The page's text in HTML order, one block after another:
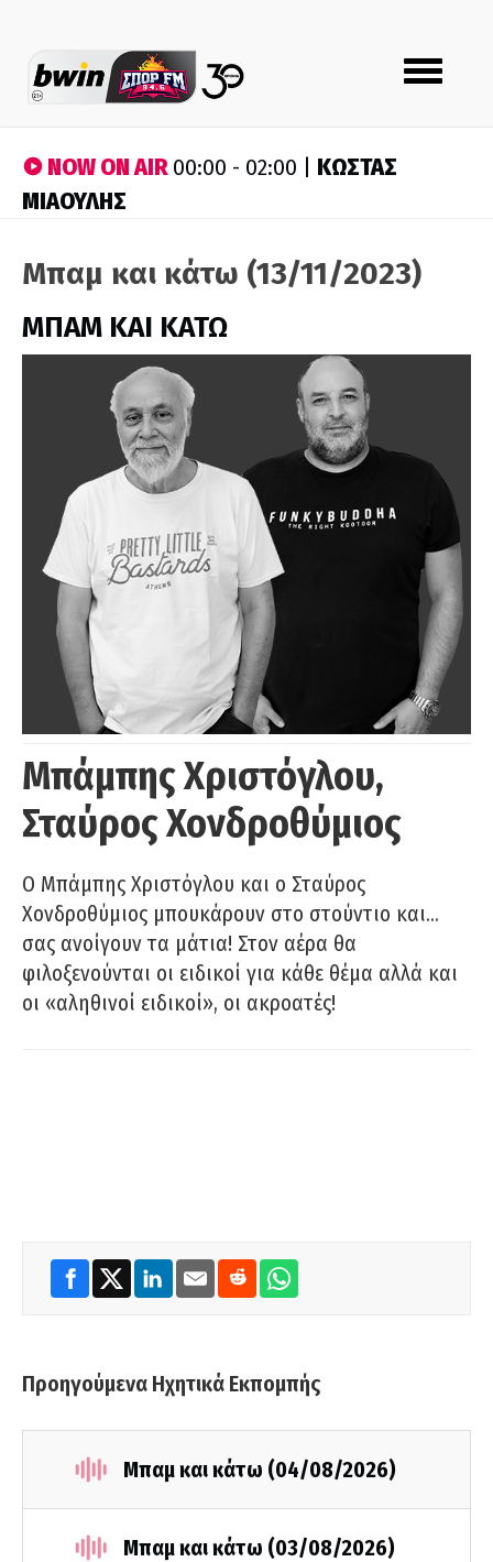
Toggle
navigation
NOW ON AIR00:00 - 02:00 | ΚΩΣΤΑΣ
ΜΙΑΟΥΛΗΣ
Μπαμ και κάτω (13/11/2023)
ΜΠΑΜ ΚΑΙ ΚΑΤΩ
Μπάμπης Χριστόγλου,
Σταύρος Χονδροθύμιος
O Μπάμπης Χριστόγλου και ο Σταύρος
Χονδροθύμιος μπουκάρουν στο στούντιο και…
σας ανοίγουν τα μάτια! Στον αέρα θα
φιλοξενούνται οι ειδικοί για κάθε θέμα αλλά και
οι «αληθινοί ειδικοί», οι ακροατές!
Προηγούμενα Ηχητικά Εκπομπής
Μπαμ και κάτω (04/08/2026)
Μπαμ και κάτω (03/08/2026)